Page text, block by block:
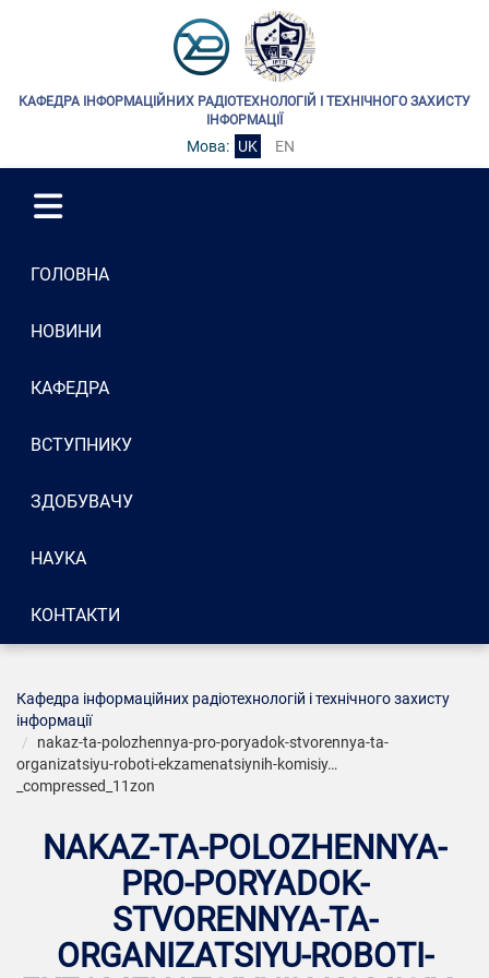
КАФЕДРА ІНФОРМАЦІЙНИХ РАДІОТЕХНОЛОГІЙ І ТЕХНІЧНОГО ЗАХИСТУ
ІНФОРМАЦІЇ
Мова: UK EN
ГОЛОВНА
НОВИНИ
КАФЕДРА
ВСТУПНИКУ
ЗДОБУВАЧУ
НАУКА
КОНТАКТИ
Кафедра інформаційних радіотехнологій і технічного захисту
інформації
nakaz-ta-polozhennya-pro-poryadok-stvorennya-ta-
organizatsiyu-roboti-ekzamenatsiynih-komisiy…
_compressed_11zon
NAKAZ-TA-POLOZHENNYA-
PRO-PORYADOK-
STVORENNYA-TA-
ORGANIZATSIYU-ROBOTI-